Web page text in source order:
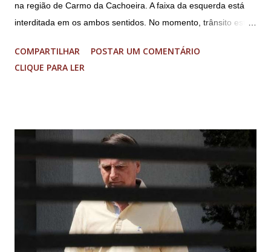
na região de Carmo da Cachoeira. A faixa da esquerda está
interditada em os ambos sentidos. No momento, trânsito está
Imagens @transitofernaodias *Por Sebastião Filho
COMPARTILHAR
POSTAR UM COMENTÁRIO
CLIQUE PARA LER